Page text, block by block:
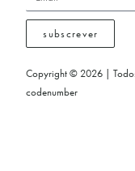
subscrever
Copyright © 2026 |
codenumber